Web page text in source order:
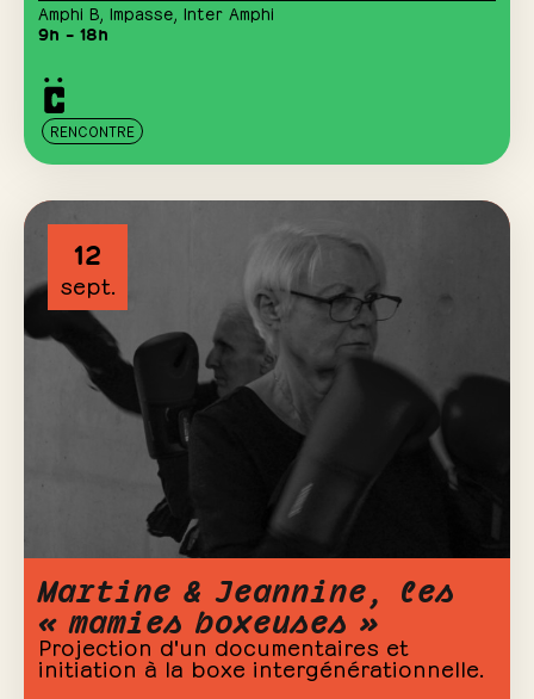
Amphi B Impasse Inter Amphi
9h – 18h
RENCONTRE
12
sept.
Martine & Jeannine, les
« mamies boxeuses »
Projection d'un documentaires et
initiation à la boxe intergénérationnelle.